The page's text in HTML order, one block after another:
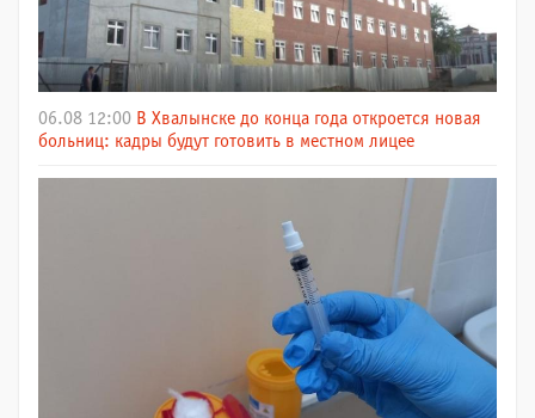
06.08 12:00 В Хвалынске до конца года откроется новая
больниц: кадры будут готовить в местном лицее